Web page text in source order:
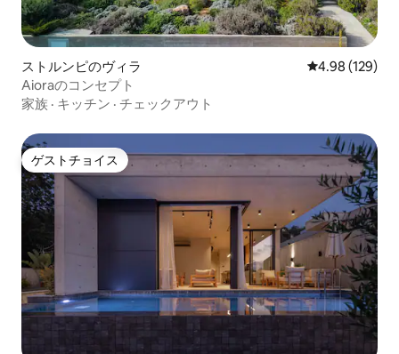
ストルンピのヴィラ レビュー129
4.98 (129)
Aioraのコンセプト
家族 · キッチン · チェックアウト
ゲストチョイス
ゲストチョイス